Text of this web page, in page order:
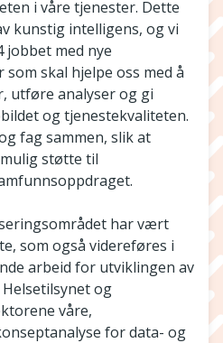
i våre tjenester. Dette
kunstig intelligens, og vi
jobbet med nye
skal hjelpe oss med å
utføre analyser og gi
og tjenestekvaliteten.
fag sammen, slik at
støtte til
har vært
som også videreføres i
arbeid for utviklingen av
og
våre,
for data- og